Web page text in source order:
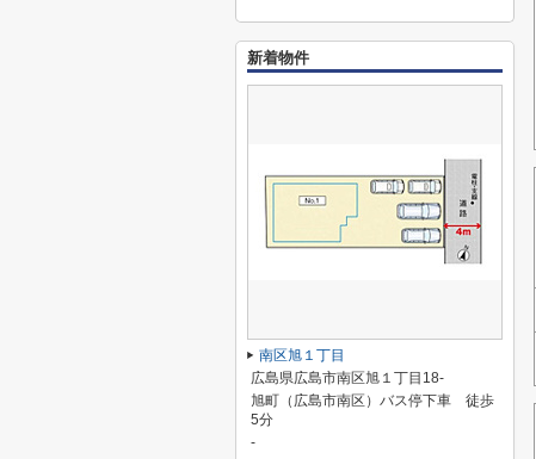
新着物件
南区旭１丁目
広島県広島市南区旭１丁目18-
旭町（広島市南区）バス停下車 徒歩
5分
-